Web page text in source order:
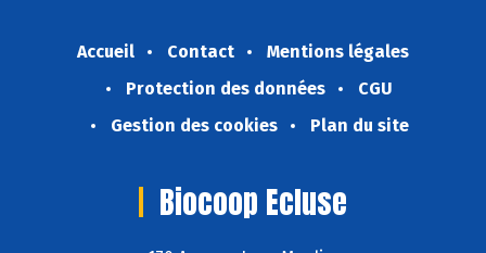
Accueil Contact
Mentions légales
Protection des données
CGU
Gestion des cookies
Plan du site
Biocoop Ecluse